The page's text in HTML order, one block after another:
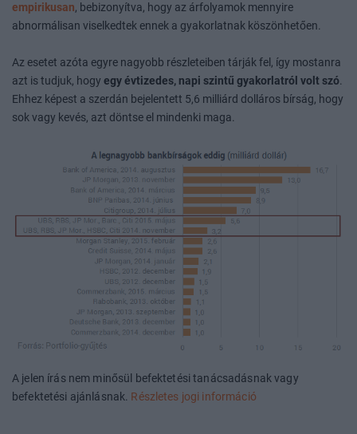
empirikusan, bebizonyítva, hogy az árfolyamok mennyire
abnormálisan viselkedtek ennek a gyakorlatnak köszönhetően.
Az esetet azóta egyre nagyobb részleteiben tárják fel, így mostanra
azt is tudjuk, hogy egy évtizedes, napi szintű gyakorlatról volt szó.
Ehhez képest a szerdán bejelentett 5,6 milliárd dolláros bírság, hogy
sok vagy kevés, azt döntse el mindenki maga.
A jelen írás nem minősül befektetési tanácsadásnak vagy
befektetési ajánlásnak. Részletes jogi információ